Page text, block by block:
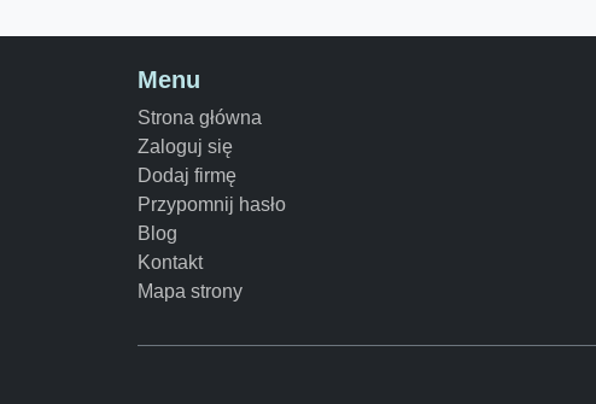
Menu
Strona główna
Zaloguj się
Dodaj firmę
Przypomnij hasło
Blog
Kontakt
Mapa strony